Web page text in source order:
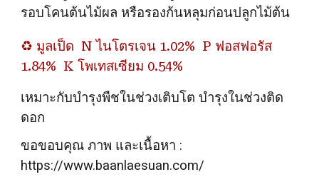
รอบโคนต้นไม้ผล หรือรองก้นหลุมก่อนปลูกไม้ต้น
♻️ มูลเป็ด N ไนโตรเจน 1.02% P ฟอสฟอรัส
1.84% K โพเทสเซียม 0.54%
เหมาะกับบำรุงพืชในช่วงเติบโต บำรุงในช่วงติด
ดอก
ขอขอบคุณ ภาพ และเนื้อหา :
https://www.baanlaesuan.com/